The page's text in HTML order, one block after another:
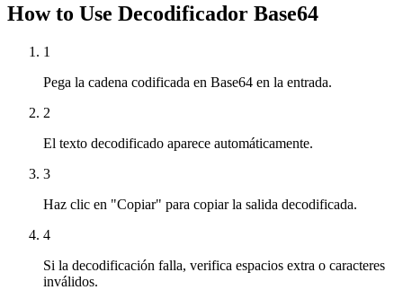
How to Use Decodificador Base64
1
Pega la cadena codificada en Base64 en la entrada.
2
El texto decodificado aparece automáticamente.
3
Haz clic en "Copiar" para copiar la salida decodificada.
4
Si la decodificación falla, verifica espacios extra o caracteres
inválidos.